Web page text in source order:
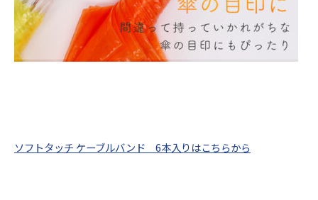
ソフトタッチ ケーブルバンド 6本入りはこちらから